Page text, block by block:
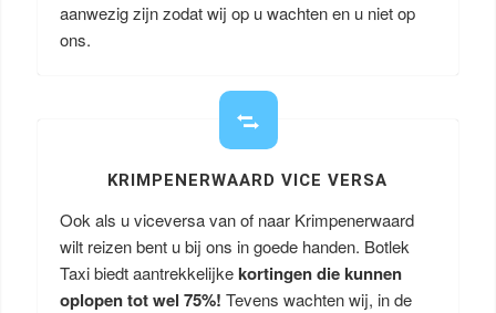
aanwezig zijn zodat wij op u wachten en u niet op
ons.
KRIMPENERWAARD VICE VERSA
Ook als u viceversa van of naar Krimpenerwaard
wilt reizen bent u bij ons in goede handen. Botlek
Taxi biedt aantrekkelijkekortingen die kunnen
oplopen tot wel 75%! Tevens wachten wij, in de